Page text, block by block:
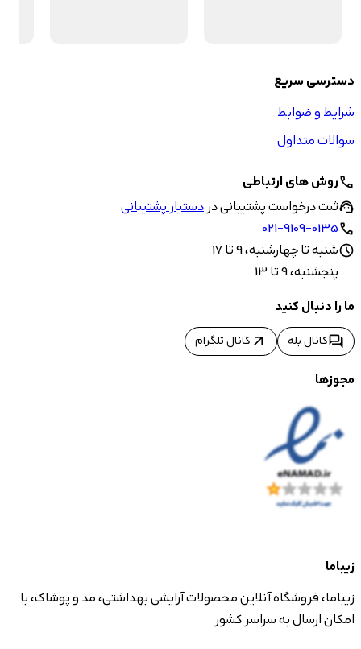
دسترسی سریع
شرایط و ضوابط
سوالات متداول
callروش های ارتباطی
support_agentثبت درخواست پشتیبانی دردستیار پشتیبانی
call
021-9109-0135
scheduleشنبه تا چهارشنبه، 9 تا 17
پنجشنبه، 9 تا 13
ما را دنبال کنید
forumکانال بله arrow_outward کانال تلگرام
مجوزها
زیباما
زیباما، فروشگاه آنلاین محصولات آرایشی بهداشتی، مد و پوشاک، با
امکان ارسال به سراسر کشور